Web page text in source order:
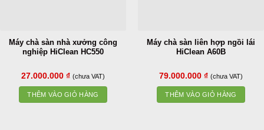
Máy chà sàn nhà xưởng công
nghiệp HiClean HC550
27.000.000 ₫ (chưa VAT)
THÊM VÀO GIỎ HÀNG
Máy chà sàn liên hợp ngồi lái
HiClean A60B
79.000.000 ₫ (chưa VAT)
THÊM VÀO GIỎ HÀNG